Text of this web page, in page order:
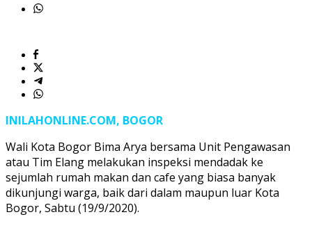
INILAHONLINE.COM, BOGOR
Wali Kota Bogor Bima Arya bersama Unit Pengawasan
atau Tim Elang melakukan inspeksi mendadak ke
sejumlah rumah makan dan cafe yang biasa banyak
dikunjungi warga, baik dari dalam maupun luar Kota
Bogor, Sabtu (19/9/2020).